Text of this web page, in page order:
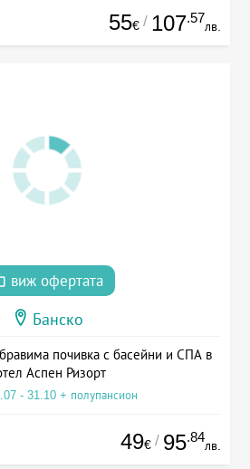
55€ / 107.57
лв.
виж офертата
Банско
почивка с басейни и СПА в
Аспен Ризорт
- 31.10 + полупансион
49€ / 95.84
лв.